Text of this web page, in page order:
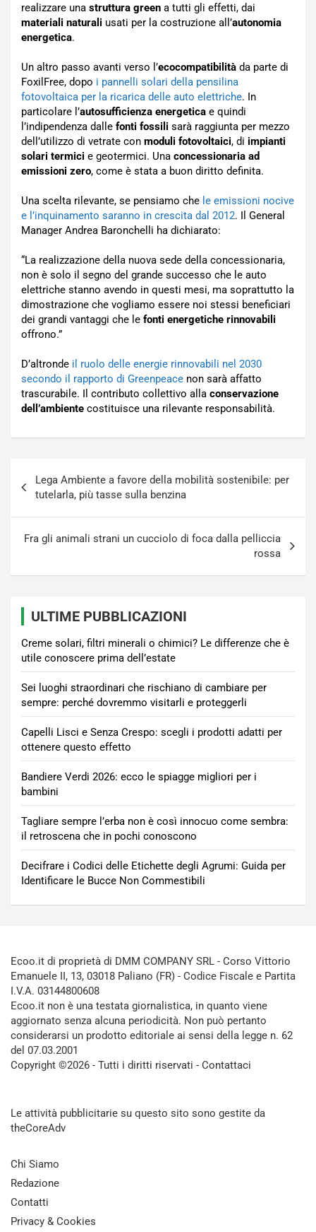
realizzare una struttura green a tutti gli effetti, dai
materiali naturali usati per la costruzione all’autonomia
energetica.
Un altro passo avanti verso l’ecocompatibilità da parte di
FoxilFree, dopo i pannelli solari della pensilina
fotovoltaica per la ricarica delle auto elettriche. In
particolare l’autosufficienza energetica e quindi
l’indipendenza dalle fonti fossili sarà raggiunta per mezzo
dell’utilizzo di vetrate con moduli fotovoltaici, di impianti
solari termici e geotermici. Una concessionaria ad
emissioni zero, come è stata a buon diritto definita.
Una scelta rilevante, se pensiamo che le emissioni nocive
e l’inquinamento saranno in crescita dal 2012. Il General
Manager Andrea Baronchelli ha dichiarato:
“La realizzazione della nuova sede della concessionaria,
non è solo il segno del grande successo che le auto
elettriche stanno avendo in questi mesi, ma soprattutto la
dimostrazione che vogliamo essere noi stessi beneficiari
dei grandi vantaggi che le fonti energetiche rinnovabili
offrono.”
D’altronde il ruolo delle energie rinnovabili nel 2030
secondo il rapporto di Greenpeace non sarà affatto
trascurabile. Il contributo collettivo alla conservazione
dell’ambiente costituisce una rilevante responsabilità.
articoli
Lega Ambiente a favore della mobilità sostenibile: per
tutelarla, più tasse sulla benzina
Fra gli animali strani un cucciolo di foca dalla pelliccia
rossa
ULTIME PUBBLICAZIONI
Creme solari, filtri minerali o chimici? Le differenze che è
utile conoscere prima dell’estate
Sei luoghi straordinari che rischiano di cambiare per
sempre: perché dovremmo visitarli e proteggerli
Capelli Lisci e Senza Crespo: scegli i prodotti adatti per
ottenere questo effetto
Bandiere Verdi 2026: ecco le spiagge migliori per i
bambini
Tagliare sempre l’erba non è così innocuo come sembra:
il retroscena che in pochi conoscono
Decifrare i Codici delle Etichette degli Agrumi: Guida per
Identificare le Bucce Non Commestibili
Ecoo.it di proprietà di DMM COMPANY SRL - Corso Vittorio
Emanuele II, 13, 03018 Paliano (FR) - Codice Fiscale e Partita
I.V.A. 03144800608
Ecoo.it non è una testata giornalistica, in quanto viene
aggiornato senza alcuna periodicità. Non può pertanto
considerarsi un prodotto editoriale ai sensi della legge n. 62
del 07.03.2001
Copyright ©2026 - Tutti i diritti riservati - Contattaci
Le attività pubblicitarie su questo sito sono gestite da
theCoreAdv
Chi Siamo
Redazione
Contatti
Privacy & Cookies